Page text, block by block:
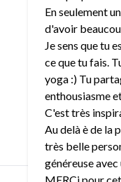
En seulement
d'avoir
Je sens que tu
ce que tu fais.
yoga :) Tu
enthousiasme
C'est très
Au delà è de la
très belle
généreuse